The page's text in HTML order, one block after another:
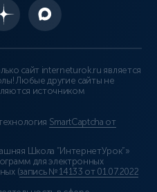
сайт interneturok.ru является
Любые другие сайты не
источником
SmartCaptcha от
Школа “ИнтернетУрок”»
для электронных
(запись № 14133 от 01.07.2022